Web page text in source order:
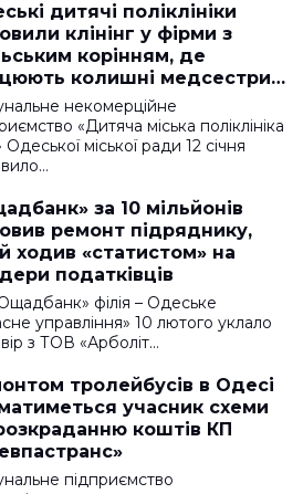
дитячі поліклініки
клінінг у фірми з
корінням, де
колишні медсестри
некомерційне
«Дитяча міська поліклініка
міської ради 12 січня
за 10 мільйонів
ремонт підряднику,
ходив «статистом» на
податківців
філія – Одеське
управління» 10 лютого уклало
з ТОВ «Арболіт…
тролейбусів в Одесі
учасник схеми
коштів КП
підприємство